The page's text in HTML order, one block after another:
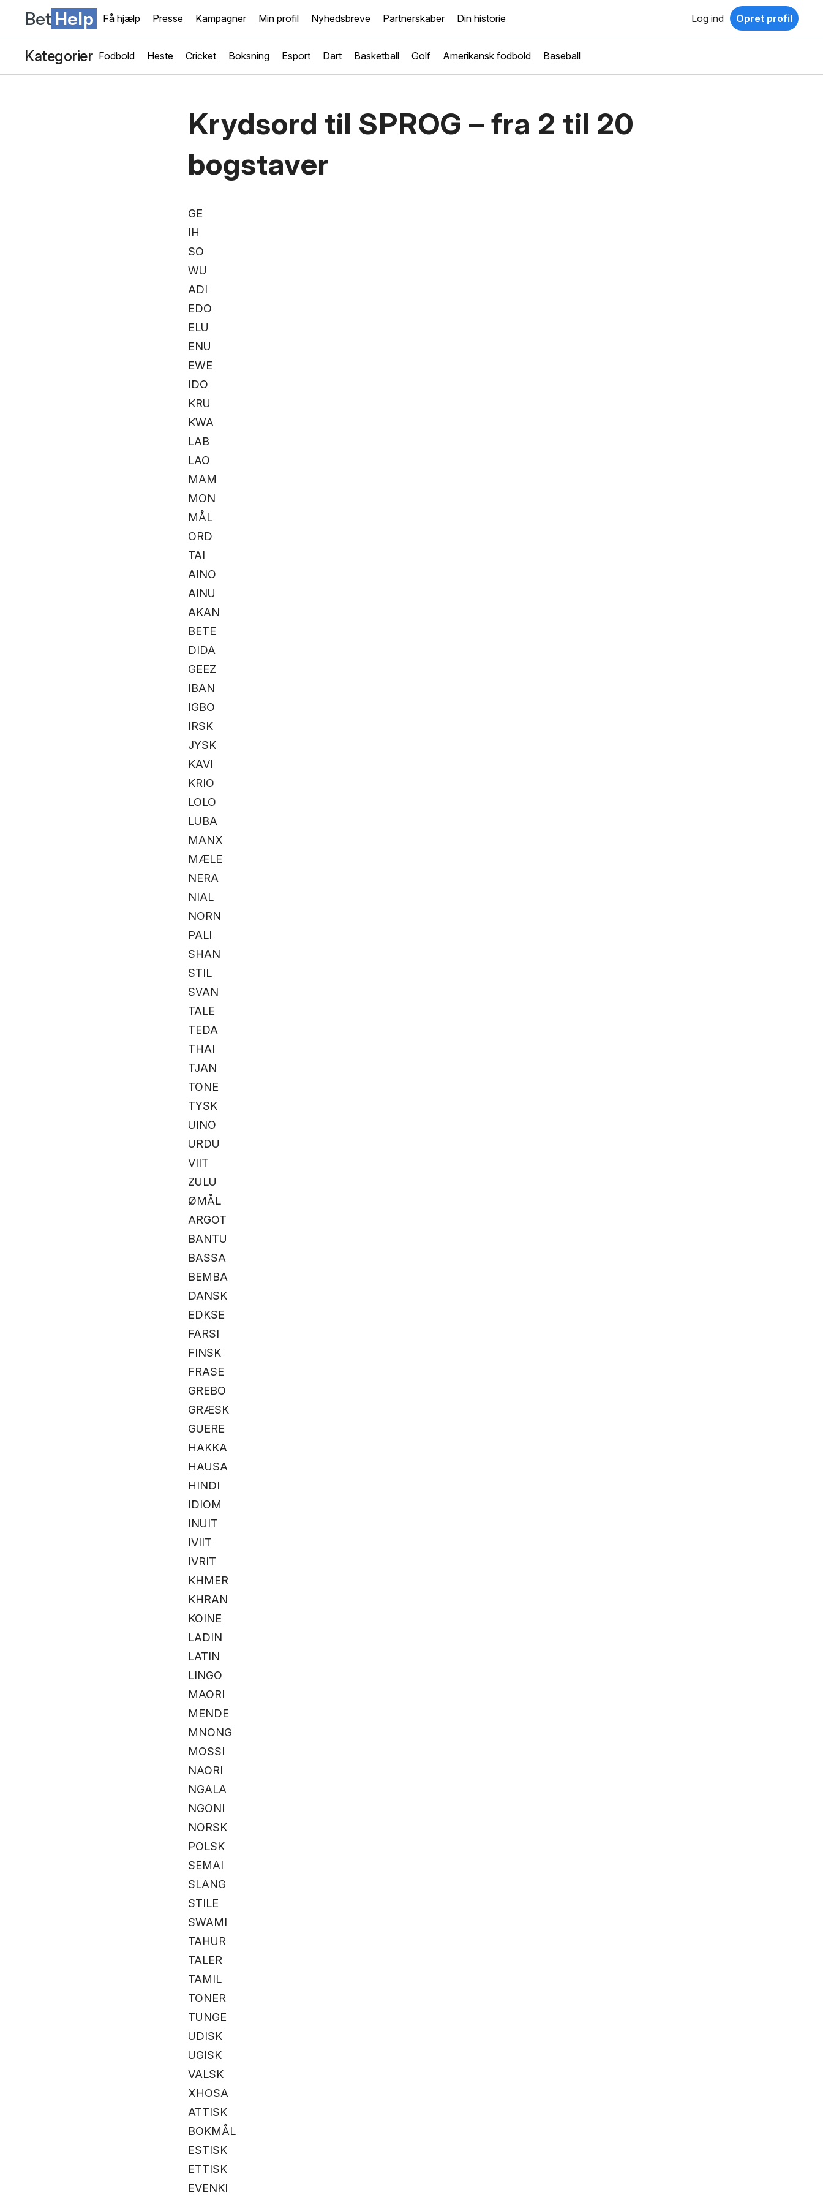
Bet Help Få hjælp Presse Kampagner Min profil Nyhedsbreve Partnerskaber Din historie Log ind Opret profil
Kategorier Fodbold Heste Cricket Boksning Esport Dart Basketball Golf Amerikansk fodbold Baseball
Krydsord til SPROG – fra 2 til 20
bogstaver
GE
IH
SO
WU
ADI
EDO
ELU
ENU
EWE
IDO
KRU
KWA
LAB
LAO
MAM
MON
MÅL
ORD
TAI
AINO
AINU
AKAN
BETE
DIDA
GEEZ
IBAN
IGBO
IRSK
JYSK
KAVI
KRIO
LOLO
LUBA
MANX
MÆLE
NERA
NIAL
NORN
PALI
SHAN
STIL
SVAN
TALE
TEDA
THAI
TJAN
TONE
TYSK
UINO
URDU
VIIT
ZULU
ØMÅL
ARGOT
BANTU
BASSA
BEMBA
DANSK
EDKSE
FARSI
FINSK
FRASE
GREBO
GRÆSK
GUERE
HAKKA
HAUSA
HINDI
IDIOM
INUIT
IVIIT
IVRIT
KHMER
KHRAN
KOINE
LADIN
LATIN
LINGO
MAORI
MENDE
MNONG
MOSSI
NAORI
NGALA
NGONI
NORSK
POLSK
SEMAI
SLANG
STILE
SWAMI
TAHUR
TALER
TAMIL
TONER
TUNGE
UDISK
UGISK
VALSK
XHOSA
ATTISK
BOKMÅL
ESTISK
ETTISK
EVENKI